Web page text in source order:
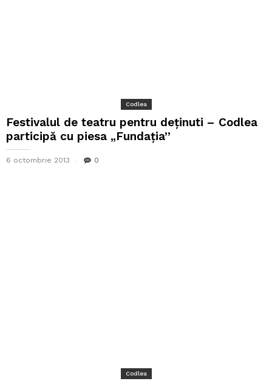
Codlea
Festivalul de teatru pentru deținuti – Codlea
participă cu piesa „Fundația”
6 octombrie 2013 0
Codlea